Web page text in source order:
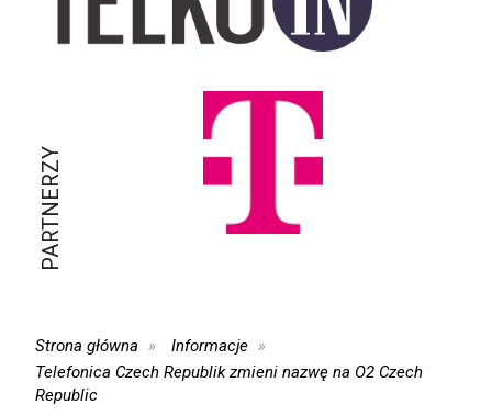
PARTNERZY
Strona główna
Informacje
Telefonica Czech Republik zmieni nazwę na O2 Czech
Republic